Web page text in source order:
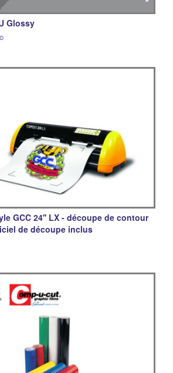
Glossy
GCC 24'' LX - découpe de contour
de découpe inclus